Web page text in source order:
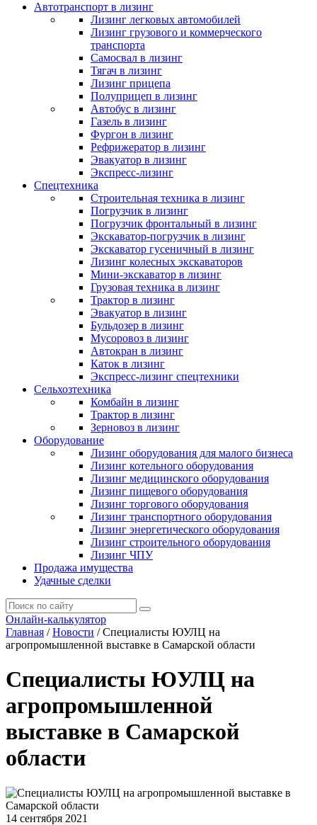
Автотранспорт в лизинг
Лизинг легковых автомобилей
Лизинг грузового и коммерческого
транспорта
Самосвал в лизинг
Тягач в лизинг
Лизинг прицепа
Полуприцеп в лизинг
Автобус в лизинг
Газель в лизинг
Фургон в лизинг
Рефрижератор в лизинг
Эвакуатор в лизинг
Экспресс-лизинг
Спецтехника
Строительная техника в лизинг
Погрузчик в лизинг
Погрузчик фронтальный в лизинг
Экскаватор-погрузчик в лизинг
Экскаватор гусеничный в лизинг
Лизинг колесных экскаваторов
Мини-экскаватор в лизинг
Грузовая техника в лизинг
Трактор в лизинг
Эвакуатор в лизинг
Бульдозер в лизинг
Мусоровоз в лизинг
Автокран в лизинг
Каток в лизинг
Экспресс-лизинг спецтехники
Сельхозтехника
Комбайн в лизинг
Трактор в лизинг
Зерновоз в лизинг
Оборудование
Лизинг оборудования для малого бизнеса
Лизинг котельного оборудования
Лизинг медицинского оборудования
Лизинг пищевого оборудования
Лизинг торгового оборудования
Лизинг транспортного оборудования
Лизинг энергетического оборудования
Лизинг строительного оборудования
Лизинг ЧПУ
Продажа имущества
Удачные сделки
Онлайн-калькулятор
Главная / Новости / Специалисты ЮУЛЦ на
агропромышленной выставке в Самарской области
Специалисты ЮУЛЦ на
агропромышленной
выставке в Самарской
области
14 сентября 2021